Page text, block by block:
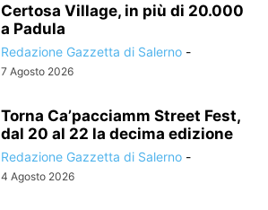
Certosa Village, in più di 20.000
a Padula
Redazione Gazzetta di Salerno -
7 Agosto 2026
Torna Ca’pacciamm Street Fest,
dal 20 al 22 la decima edizione
Redazione Gazzetta di Salerno -
4 Agosto 2026